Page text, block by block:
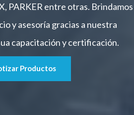
PARKER entre otras. Brindamos
y asesoría gracias a nuestra
capacitación y certificación.
Productos